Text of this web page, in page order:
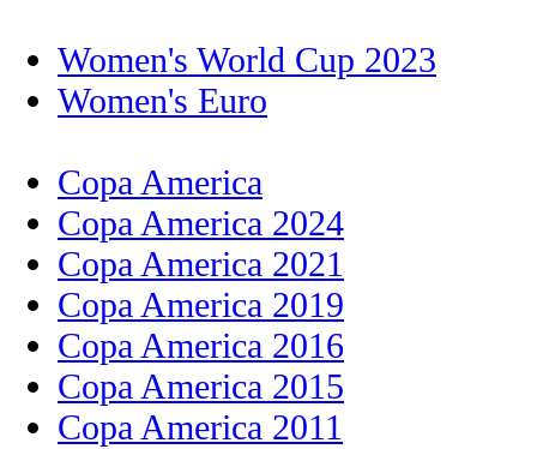
Women's World Cup 2023
Women's Euro
Copa America
Copa America 2024
Copa America 2021
Copa America 2019
Copa America 2016
Copa America 2015
Copa America 2011